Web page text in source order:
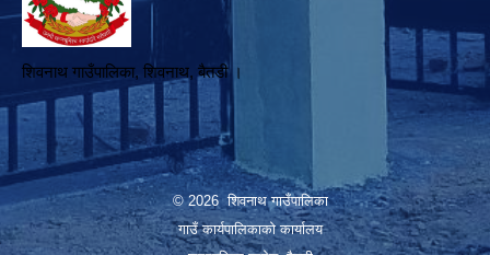
शिवनाथ गाउँपालिका, शिवनाथ, बैतडी ।
© 2026 शिवनाथ गाउँपालिका
गाउँ कार्यपालिकाकाे कार्यालय